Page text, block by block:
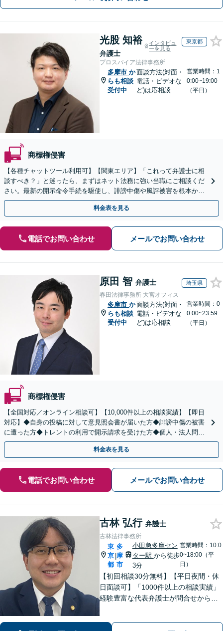
光股 知裕
弁護士
インタビュ
ーを見る
東京都
プロスパイア法律事務所
多摩市 か
らも相談
受付中
面談方法(対面・
電話・ビデオな
ど)は応相談
営業時間：1
0:00~19:00
（平日）
商標権侵害
【各種チャットツール利用可】【関東エリア】「これって弁護士に相
談すべき？」と迷ったら、まずはネット法務に強い当職にご相談くだ
さい。最新の開示命令手続を駆使し、誹謗中傷や風評被害を根本から
解決します。最終的な終結を見据えて適切に対応します。
料金表を見る
電話でお問い合わせ メールでお問い合わせ
原田 智 弁護士 埼玉県
春田法律事務所 大宮オフィス
多摩市 か
らも相談
受付中
面談方法(対面・
電話・ビデオな
ど)は応相談
営業時間：0
0:00~23:59
（平日）
商標権侵害
【全国対応／オンライン相談可】【10,000件以上の相談実績】【即日
対応】◆自身の投稿に対して意見照会書が届いた方◆誹謗中傷の被害
に遭った方◆トレントの利用で開示請求を受けた方◆個人・法人問わ
ず対応◎【来所不要／LINE相談可】
料金表を見る
電話でお問い合わせ メールでお問い合わせ
古林 弘行 弁護士
古林法律事務所
東
京
都
|
多
摩
市
小田急多摩セン
ター駅 から徒歩
3分
営業時間：10:0
0~18:00（平
日）
【初回相談30分無料】【平日夜間・休
日面談可】「1000件以上の相談実績」
経験豊富な代表弁護士が問合せから解